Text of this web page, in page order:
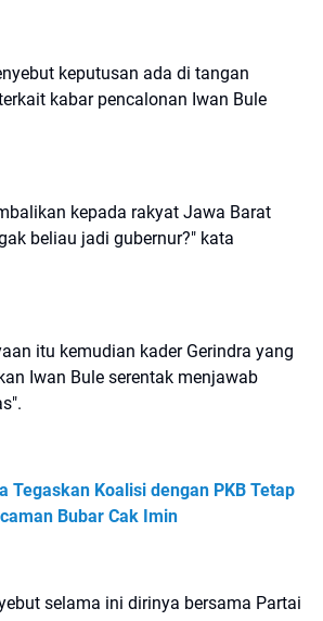
keputusan ada di tangan
kabar pencalonan Iwan Bule
kepada rakyat Jawa Barat
beliau jadi gubernur?" kata
itu kemudian kader Gerindra yang
Iwan Bule serentak menjawab
Tegaskan Koalisi dengan PKB Tetap
Bubar Cak Imin
selama ini dirinya bersama Partai